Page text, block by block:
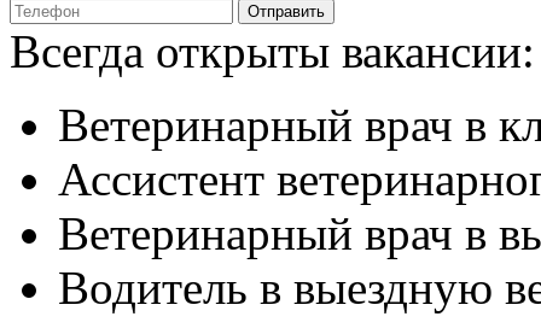
Отправить
Всегда открыты вакансии:
Ветеринарный врач в
Ассистент
Ветеринарный врач в
Водитель в выездную